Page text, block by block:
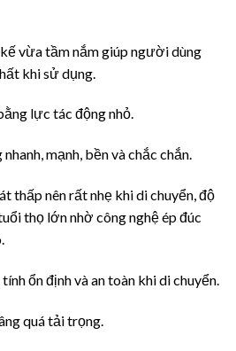
vừa tầm nắm giúp người dùng
khi sử dụng.
lực tác động nhỏ.
mạnh, bền và chắc chắn.
thấp nên rất nhẹ khi di chuyển, độ
thọ lớn nhờ công nghệ ép đúc
ổn định và an toàn khi di chuyển.
quá tải trọng.